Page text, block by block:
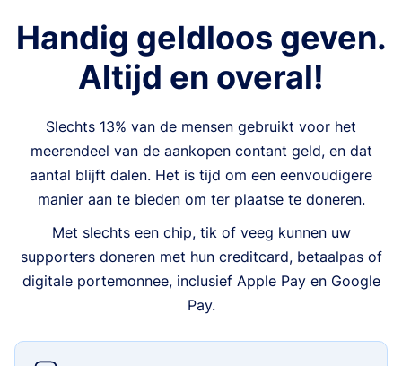
Handig geldloos geven.
Altijd en overal!
Slechts 13% van de mensen gebruikt voor het
meerendeel van de aankopen contant geld, en dat
aantal blijft dalen. Het is tijd om een eenvoudigere
manier aan te bieden om ter plaatse te doneren.
Met slechts een chip, tik of veeg kunnen uw
supporters doneren met hun creditcard, betaalpas of
digitale portemonnee, inclusief Apple Pay en Google
Pay.